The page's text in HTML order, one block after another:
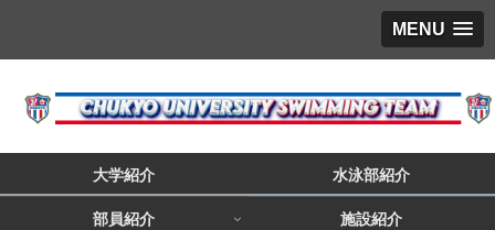
MENU
大学紹介 水泳部紹介
部員紹介 施設紹介